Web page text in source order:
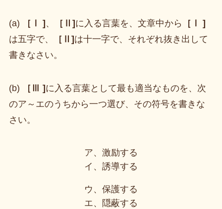
(a) ［Ⅰ ]、 ［Ⅱ]に入る言葉を、文章中から
［Ⅰ ]
は五字で、
［Ⅱ]は十一字で、それぞれ抜き出して
書きなさい。
(b) ［Ⅲ ] に入る言葉として最も適当なものを、次
のア～エのうちから一つ選び、その符号を書きな
さい。
ア、激励する
イ、誘導する
ウ、保護する
エ、隠蔽する